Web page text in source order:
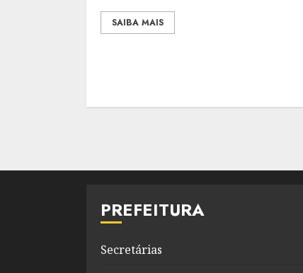
SAIBA MAIS
posts
PREFEITURA
Secretárias